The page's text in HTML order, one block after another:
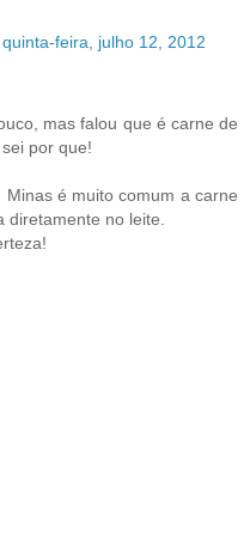
quinta-feira, julho 12, 2012
mas falou que é carne de
por que!
é muito comum a carne
diretamente no leite.